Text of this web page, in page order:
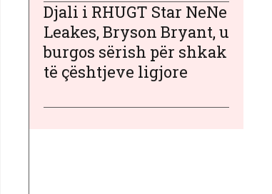
Djali i RHUGT Star NeNe
Leakes, Bryson Bryant, u
burgos sërish për shkak
të çështjeve ligjore